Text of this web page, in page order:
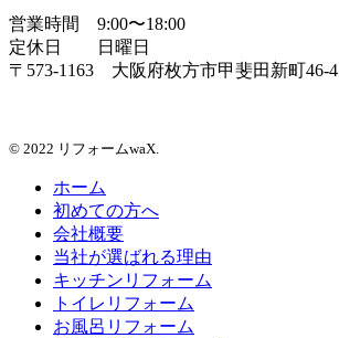
営業時間 9:00〜18:00
定休日 日曜日
〒573-1163 大阪府枚方市甲斐田新町46-4
© 2022 リフォームwaX.
ホーム
初めての方へ
会社概要
当社が選ばれる理由
キッチンリフォーム
トイレリフォーム
お風呂リフォーム